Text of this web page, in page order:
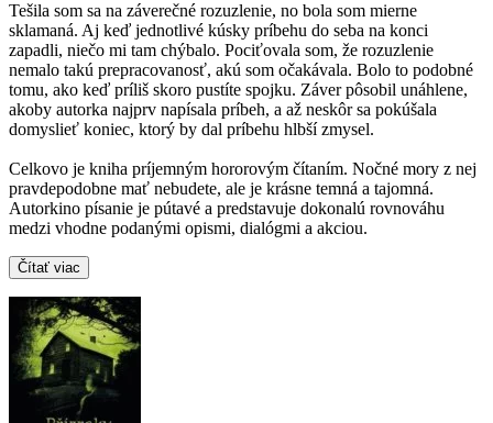
Tešila som sa na záverečné rozuzlenie, no bola som mierne
sklamaná. Aj keď jednotlivé kúsky príbehu do seba na konci
zapadli, niečo mi tam chýbalo. Pociťovala som, že rozuzlenie
nemalo takú prepracovanosť, akú som očakávala. Bolo to podobné
tomu, ako keď príliš skoro pustíte spojku. Záver pôsobil unáhlene,
akoby autorka najprv napísala príbeh, a až neskôr sa pokúšala
domyslieť koniec, ktorý by dal príbehu hlbší zmysel.
Celkovo je kniha príjemným hororovým čítaním. Nočné mory z nej
pravdepodobne mať nebudete, ale je krásne temná a tajomná.
Autorkino písanie je pútavé a predstavuje dokonalú rovnováhu
medzi vhodne podanými opismi, dialógmi a akciou.
Čítať viac